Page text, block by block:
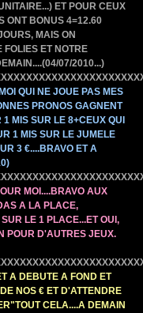
ET POUR CEUX
ONT BONUS 4=12.60
MAIS ON
ET NOTRE
07/2010...)
QUI NE JOUE PAS MES
PRONOS GAGNENT
MIS SUR LE 8+CEUX QUI
1 MIS SUR LE JUMELE
3 €....BRAVO ET A
MOI....BRAVO AUX
A LA PLACE,
LE 1 PLACE...ET OUI,
POUR D'AUTRES JEUX.
A DEBUTE A FOND ET
NOS € ET D'ATTENDRE
CELA....A DEMAIN